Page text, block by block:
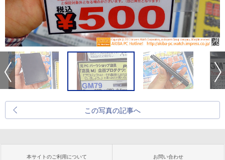
この写真の記事へ
本サイトのご利用について お問い合わせ